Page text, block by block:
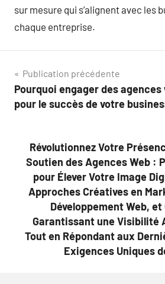
sur mesure qui s’alignent avec les
chaque entreprise.
Navigation
de
Publication précédente
Pourquoi engager des
pour le succès de votre
Révolutionnez Votre
Soutien des Agences Web :
pour Élever Votre Image
Approches Créatives en
Développement Web,
Garantissant une Visibilité
Tout en Répondant aux
Exigences Uniques